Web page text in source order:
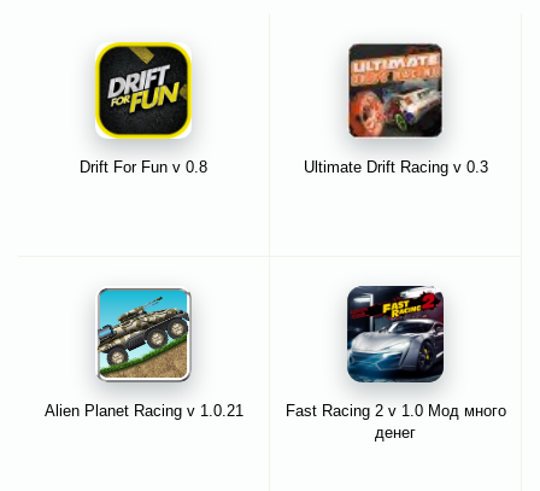
Drift For Fun v 0.8 Ultimate Drift Racing v 0.3
Alien Planet Racing v 1.0.21
Fast Racing 2 v 1.0 Мод много
денег